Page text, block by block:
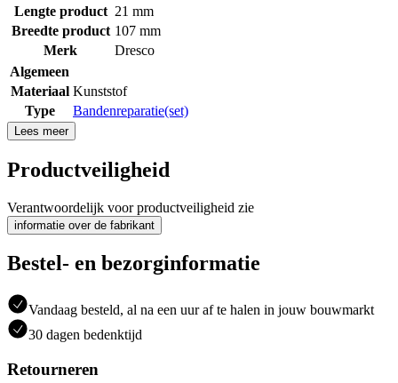
Lengte product 21 mm
Breedte product 107 mm
Merk
Dresco
Algemeen
Materiaal Kunststof
Type
Bandenreparatie(set)
Lees meer
Productveiligheid
Verantwoordelijk voor productveiligheid zie
informatie over de fabrikant
Bestel- en bezorginformatie
Vandaag besteld, al na een uur af te halen in jouw bouwmarkt
30 dagen bedenktijd
Retourneren